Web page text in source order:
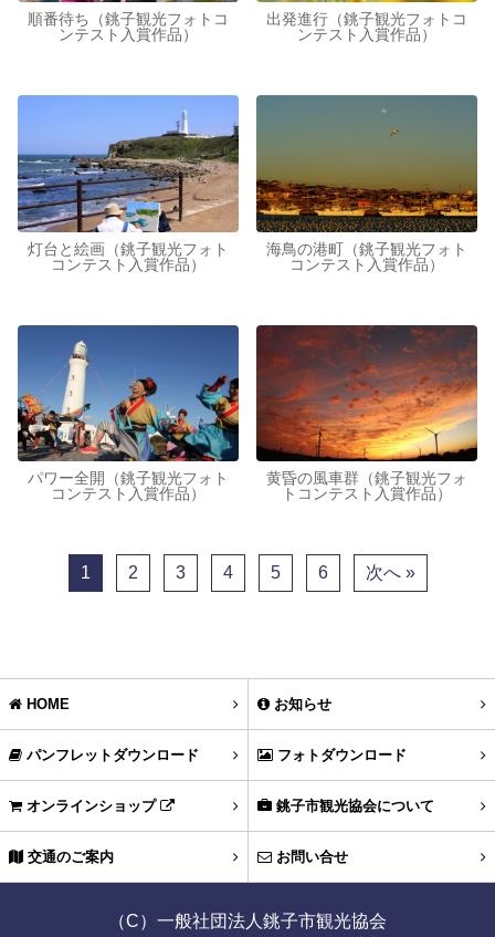
順番待ち（銚子観光フォトコ
ンテスト入賞作品）
出発進行（銚子観光フォトコ
ンテスト入賞作品）
灯台と絵画（銚子観光フォト
コンテスト入賞作品）
海鳥の港町（銚子観光フォト
コンテスト入賞作品）
パワー全開（銚子観光フォト
コンテスト入賞作品）
黄昏の風車群（銚子観光フォ
トコンテスト入賞作品）
1 2 3 4 5 6 次へ »
HOME お知らせ
パンフレットダウンロード フォトダウンロード
オンラインショップ 銚子市観光協会について
交通のご案内 お問い合せ
（C）一般社団法人銚子市観光協会